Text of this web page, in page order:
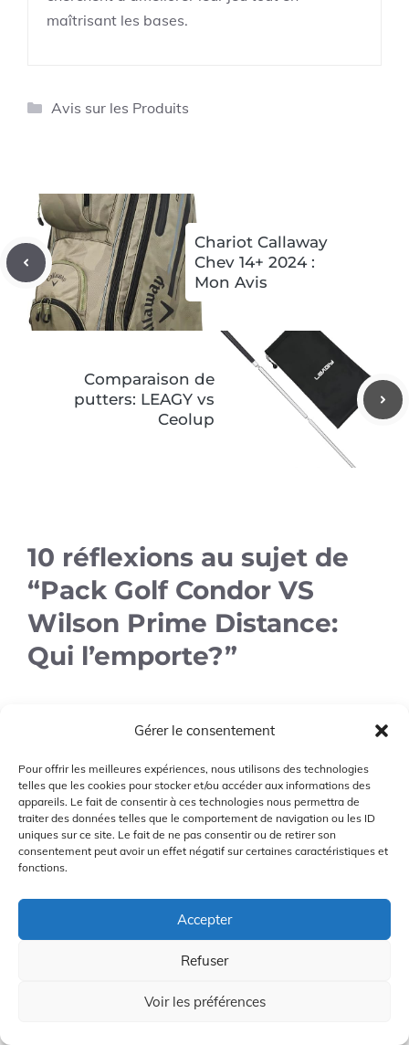
Gérer le consentement
Pour offrir les meilleures expériences, nous utilisons des technologies
telles que les cookies pour stocker et/ou accéder aux informations des
appareils. Le fait de consentir à ces technologies nous permettra de
traiter des données telles que le comportement de navigation ou les ID
uniques sur ce site. Le fait de ne pas consentir ou de retirer son
consentement peut avoir un effet négatif sur certaines caractéristiques et
fonctions.
Accepter
Refuser
Voir les préférences
maîtrisant les bases.
Catégories
Avis sur les Produits
Chariot Callaway
Chev 14+ 2024 :
Mon Avis
Comparaison de
putters: LEAGY vs
Ceolup
10 réflexions au sujet de
“Pack Golf Condor VS
Wilson Prime Distance:
Qui l’emporte?”
Je préfère le Pack Golf Condor pour sa
polyvalence et son contrôle, parfait pour
Connectez-vous pour répondre